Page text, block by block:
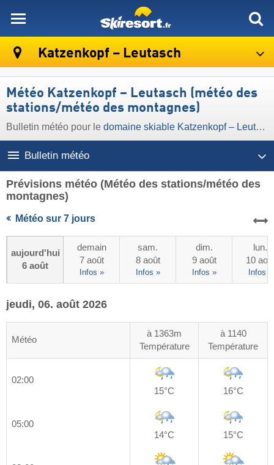
Katzenkopf – Leutasch
Météo Katzenkopf – Leutasch (météo des
stations/météo des montagnes)
Bulletin météo pour le domaine skiable Katzenkopf – Leutasch
Bulletin météo
Prévisions météo (Météo des stations/météo des
montagnes)
Météo sur 7 jours
aujourd'hui
6 août
demain
7 août
Infos »
sam.
8 août
Infos »
dim.
9 août
Infos »
lun.
10
Infos »
jeudi, 06. août 2026
Météo
à 1363m
Température
à 1140
Température
02:00
15°C
16°C
05:00
14°C
15°C